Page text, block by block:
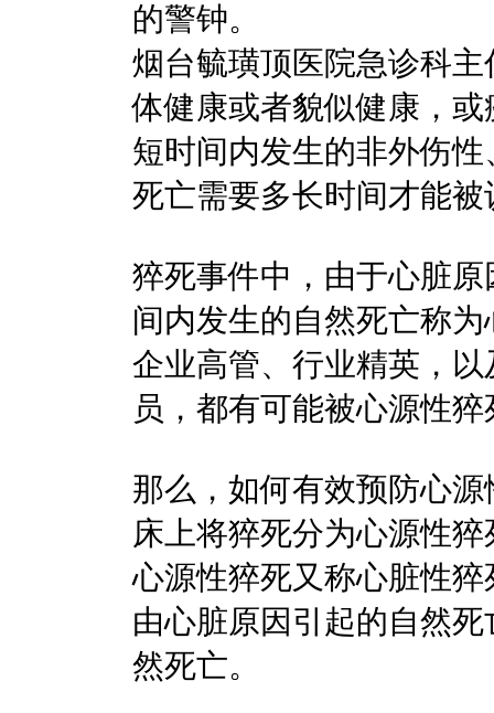
的警钟。
烟台毓璜顶医院急诊科
体健康或者貌似健康，
短时间内发生的非外伤
死亡需要多长时间才能
猝死事件中，由于心脏
间内发生的自然死亡称
企业高管、行业精英，
员，都有可能被心源性
那么，如何有效预防心
床上将猝死分为心源性
心源性猝死又称心脏性
由心脏原因引起的自然
然死亡。‍‍